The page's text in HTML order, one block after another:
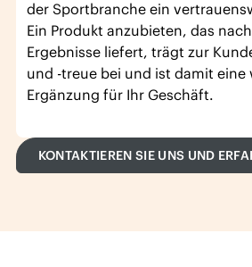
der Sportbranche ein
Ein Produkt anzubieten, das
Ergebnisse liefert, trägt zur
und -treue bei und ist damit eine
Ergänzung für Ihr Geschäft.
KONTAKTIEREN SIE UNS UND